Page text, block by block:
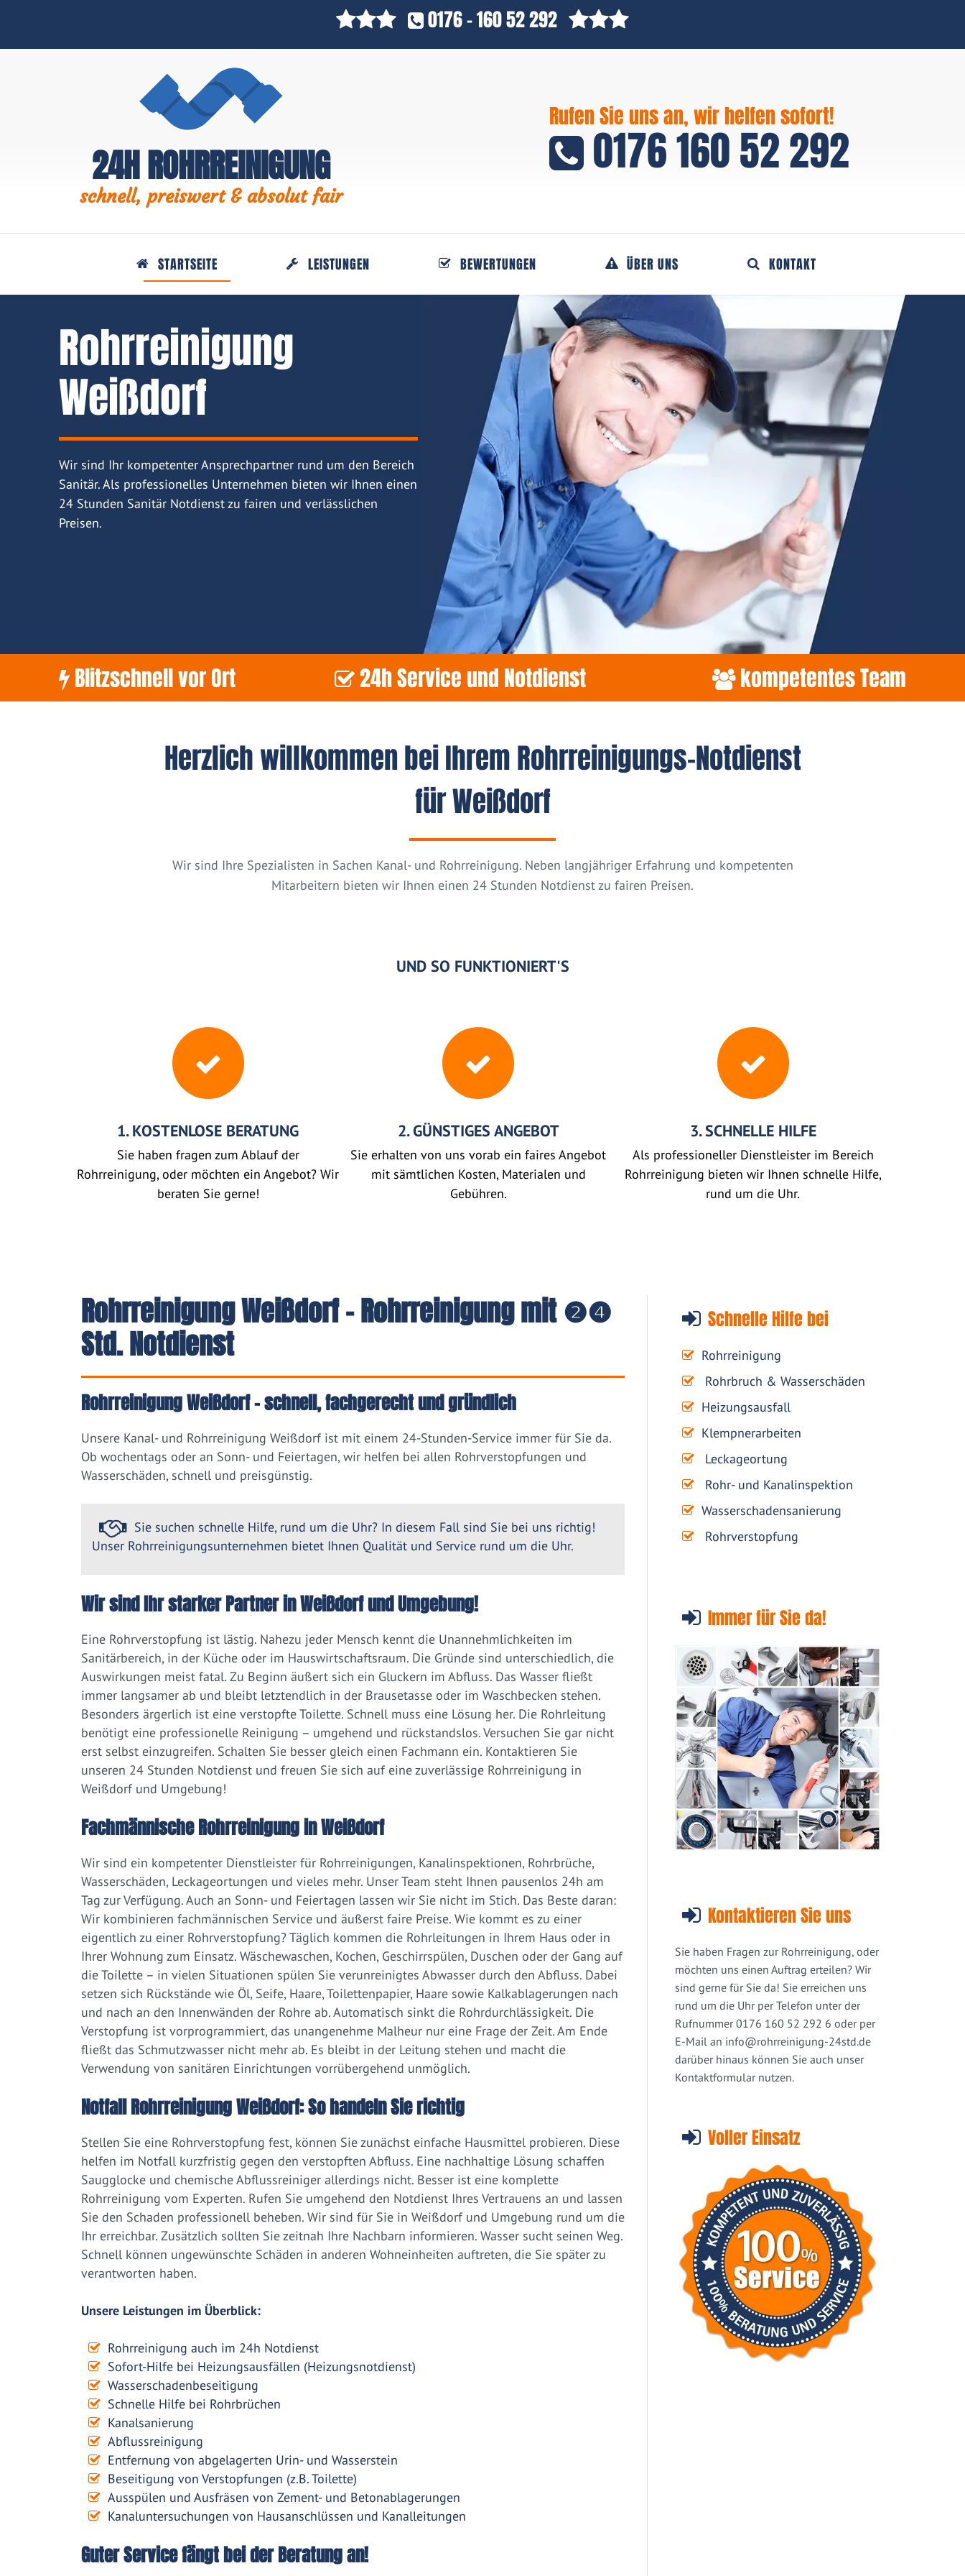
0176 - 160 52 292
Rufen Sie uns an, wir helfen sofort!
0176 160 52 292
24H ROHRREINIGUNG
schnell, preiswert & absolut fair
STARTSEITE LEISTUNGEN BEWERTUNGEN ÜBER UNS KONTAKT
Rohrreinigung
Weißdorf
Wir sind Ihr kompetenter Ansprechpartner rund um den Bereich
Sanitär. Als professionelles Unternehmen bieten wir Ihnen einen
24 Stunden Sanitär Notdienst zu fairen und verlässlichen
Preisen.
Blitzschnell vor Ort 24h Service und Notdienst kompetentes Team
Herzlich willkommen bei Ihrem Rohrreinigungs-Notdienst
für Weißdorf
Wir sind Ihre Spezialisten in Sachen Kanal- und Rohrreinigung. Neben langjähriger Erfahrung und kompetenten
Mitarbeitern bieten wir Ihnen einen 24 Stunden Notdienst zu fairen Preisen.
UND SO FUNKTIONIERT'S
1. KOSTENLOSE BERATUNG
Sie haben fragen zum Ablauf der
Rohrreinigung, oder möchten ein Angebot? Wir
beraten Sie gerne!
2. GÜNSTIGES ANGEBOT
Sie erhalten von uns vorab ein faires Angebot
mit sämtlichen Kosten, Materialen und
Gebühren.
3. SCHNELLE HILFE
Als professioneller Dienstleister im Bereich
Rohrreinigung bieten wir Ihnen schnelle Hilfe,
rund um die Uhr.
Schnelle Hilfe bei
Rohrreinigung
Rohrbruch & Wasserschäden
Heizungsausfall
Klempnerarbeiten
Leckageortung
Rohr- und Kanalinspektion
Wasserschadensanierung
Rohrverstopfung
Immer für Sie da!
Kontaktieren Sie uns
Sie haben Fragen zur Rohrreinigung, oder
möchten uns einen Auftrag erteilen? Wir
sind gerne für Sie da! Sie erreichen uns
rund um die Uhr per Telefon unter der
Rufnummer 0176 160 52 292 6 oder per
E-Mail an info@rohrreinigung-24std.de
darüber hinaus können Sie auch unser
Kontaktformular nutzen.
Rohrreinigung Weißdorf - Rohrreinigung mit ❷❹
Std. Notdienst
Rohrreinigung Weißdorf – schnell, fachgerecht und gründlich
Unsere Kanal- und Rohrreinigung Weißdorf ist mit einem 24-Stunden-Service immer für Sie da.
Ob wochentags oder an Sonn- und Feiertagen, wir helfen bei allen Rohrverstopfungen und
Wasserschäden, schnell und preisgünstig.
Sie suchen schnelle Hilfe, rund um die Uhr? In diesem Fall sind Sie bei uns richtig!
Unser Rohrreinigungsunternehmen bietet Ihnen Qualität und Service rund um die Uhr.
Wir sind Ihr starker Partner in Weißdorf und Umgebung!
Eine Rohrverstopfung ist lästig. Nahezu jeder Mensch kennt die Unannehmlichkeiten im
Sanitärbereich, in der Küche oder im Hauswirtschaftsraum. Die Gründe sind unterschiedlich, die
Auswirkungen meist fatal. Zu Beginn äußert sich ein Gluckern im Abfluss. Das Wasser fließt
immer langsamer ab und bleibt letztendlich in der Brausetasse oder im Waschbecken stehen.
Besonders ärgerlich ist eine verstopfte Toilette. Schnell muss eine Lösung her. Die Rohrleitung
benötigt eine professionelle Reinigung – umgehend und rückstandslos. Versuchen Sie gar nicht
erst selbst einzugreifen. Schalten Sie besser gleich einen Fachmann ein. Kontaktieren Sie
unseren 24 Stunden Notdienst und freuen Sie sich auf eine zuverlässige Rohrreinigung in
Weißdorf und Umgebung!
Fachmännische Rohrreinigung in Weißdorf
Wir sind ein kompetenter Dienstleister für Rohrreinigungen, Kanalinspektionen, Rohrbrüche,
Wasserschäden, Leckageortungen und vieles mehr. Unser Team steht Ihnen pausenlos 24h am
Tag zur Verfügung. Auch an Sonn- und Feiertagen lassen wir Sie nicht im Stich. Das Beste daran:
Wir kombinieren fachmännischen Service und äußerst faire Preise. Wie kommt es zu einer
eigentlich zu einer Rohrverstopfung? Täglich kommen die Rohrleitungen in Ihrem Haus oder in
Ihrer Wohnung zum Einsatz. Wäschewaschen, Kochen, Geschirrspülen, Duschen oder der Gang auf
die Toilette – in vielen Situationen spülen Sie verunreinigtes Abwasser durch den Abfluss. Dabei
setzen sich Rückstände wie Öl, Seife, Haare, Toilettenpapier, Haare sowie Kalkablagerungen nach
und nach an den Innenwänden der Rohre ab. Automatisch sinkt die Rohrdurchlässigkeit. Die
Verstopfung ist vorprogrammiert, das unangenehme Malheur nur eine Frage der Zeit. Am Ende
fließt das Schmutzwasser nicht mehr ab. Es bleibt in der Leitung stehen und macht die
Verwendung von sanitären Einrichtungen vorrübergehend unmöglich.
Notfall Rohrreinigung Weißdorf: So handeln Sie richtig
Stellen Sie eine Rohrverstopfung fest, können Sie zunächst einfache Hausmittel probieren. Diese
helfen im Notfall kurzfristig gegen den verstopften Abfluss. Eine nachhaltige Lösung schaffen
Saugglocke und chemische Abflussreiniger allerdings nicht. Besser ist eine komplette
Rohrreinigung vom Experten. Rufen Sie umgehend den Notdienst Ihres Vertrauens an und lassen
Sie den Schaden professionell beheben. Wir sind für Sie in Weißdorf und Umgebung rund um die
Ihr erreichbar. Zusätzlich sollten Sie zeitnah Ihre Nachbarn informieren. Wasser sucht seinen Weg.
Schnell können ungewünschte Schäden in anderen Wohneinheiten auftreten, die Sie später zu
verantworten haben.
Unsere Leistungen im Überblick:
Rohrreinigung auch im 24h Notdienst
Sofort-Hilfe bei Heizungsausfällen (Heizungsnotdienst)
Wasserschadenbeseitigung
Schnelle Hilfe bei Rohrbrüchen
Kanalsanierung
Abflussreinigung
Entfernung von abgelagerten Urin- und Wasserstein
Beseitigung von Verstopfungen (z.B. Toilette)
Ausspülen und Ausfräsen von Zement- und Betonablagerungen
Kanaluntersuchungen von Hausanschlüssen und Kanalleitungen
Guter Service fängt bei der Beratung an!
Voller Einsatz